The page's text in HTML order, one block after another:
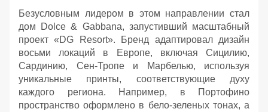
Безусловным лидером в этом направлении стал
дом Dolce & Gabbana, запустивший масштабный
проект «DG Resort». Бренд адаптировал дизайн
восьми локаций в Европе, включая Сицилию,
Сардинию, Сен-Тропе и Марбелью, используя
уникальные принты, соответствующие духу
каждого региона. Например, в Портофино
пространство оформлено в бело-зеленых тонах, а